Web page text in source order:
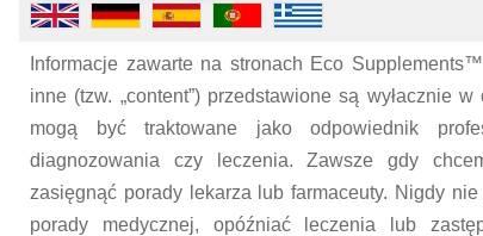
Informacje zawarte na stronach Eco
inne (tzw. „content”) przedstawione są wyłacznie
mogą być traktowane jako odpowiednik
diagnozowania czy leczenia. Zawsze gdy
zasięgnąć porady lekarza lub farmaceuty. Nigdy
porady medycznej, opóźniać leczenia lub